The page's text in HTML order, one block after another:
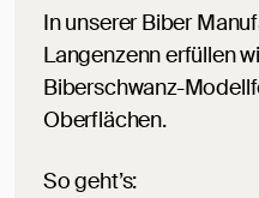
In unserer Biber
Langenzenn erfüllen
Biberschwanz-
Oberflächen.
So geht’s: